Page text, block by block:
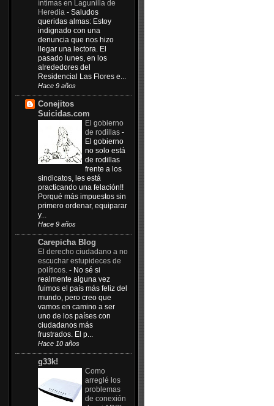
íntimas en Lagunilla de
Heredia - Saludos
queridas almas: Estoy
indignado con una
denuncia que nos hizo
llegar una lectora. El
pasado lunes, en los
alrededores del
Residencial Las Flores e...
Hace 9 años
Conejitos
Suicidas.com
El gobierno
de rodillas -
El gobierno
no solo está
de rodillas
frente a los
sindicatos, les está
practicando una felación!!
Porqué más impuestos sin
primero ordenar, equiparar
y...
Hace 9 años
Carepicha Blog
El derecho ciudadano a no
escuchar estupideces de
políticos. - No sé si
realmente alguna vez
fuimos el país más feliz del
mundo, pero creo que
vamos en camino a ser
uno de los países con
ciudadanos más
frustrados. El p...
Hace 10 años
g33k!
Como
arreglé los
problemas
de conexión